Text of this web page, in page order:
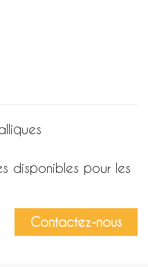
disponibles pour les
Contactez-nous